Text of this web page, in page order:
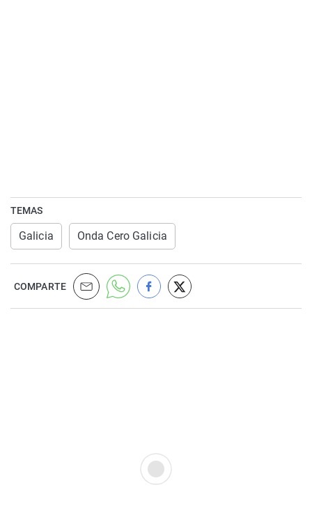
TEMAS
Galicia Onda Cero Galicia
COMPARTE